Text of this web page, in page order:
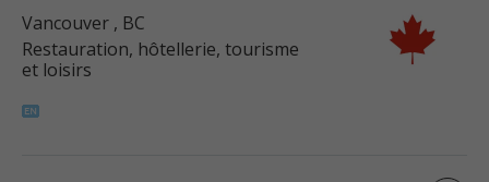
Vancouver , BC
Restauration, hôtellerie, tourisme
et loisirs